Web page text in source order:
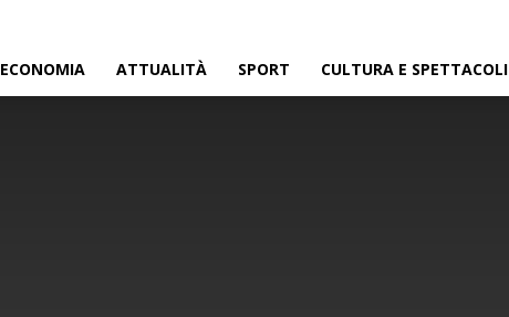
ECONOMIA ATTUALITÀ SPORT CULTURA E SPETTACOLI